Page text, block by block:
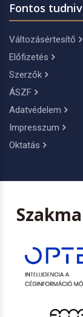
Fontos
Változásértesítő
Előfizetés
Szerzők
ÁSZF
Adatvédelem
Impresszum
Oktatás